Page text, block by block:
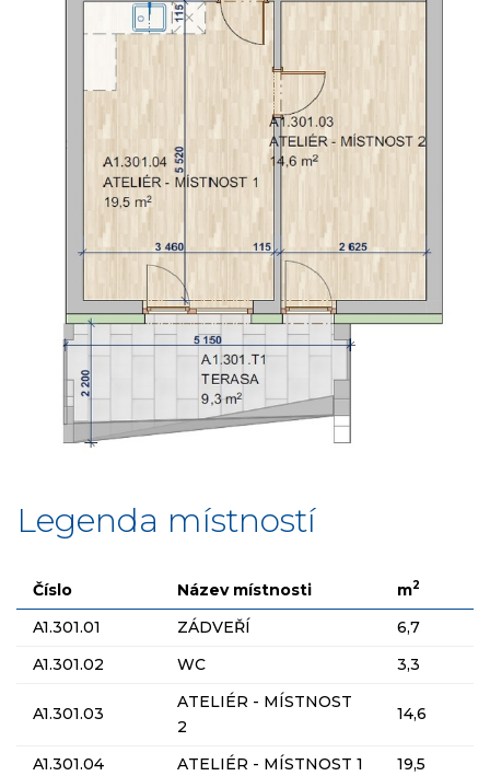
Legenda místností
Číslo Název místnosti m2
A1.301.01 ZÁDVEŘÍ
6,7
A1.301.02
WC 3,3
A1.301.03
ATELIÉR - MÍSTNOST
2
14,6
A1.301.04 ATELIÉR - MÍSTNOST 1
19,5